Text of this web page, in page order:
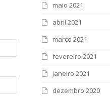
maio 2021
abril 2021
março 2021
fevereiro 2021
janeiro 2021
dezembro 2020